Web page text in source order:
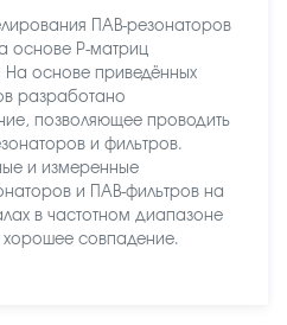
ПАВ-резонаторов
основе Р-матриц
основе приведённых
разработано
позволяющее проводить
и фильтров.
и измеренные
и ПАВ-фильтров на
в частотном диапазоне
хорошее совпадение.